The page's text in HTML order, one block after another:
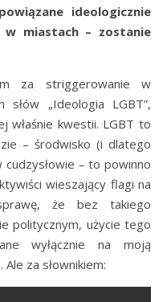
ideologicznie
w miastach – zostanie
za striggerowanie w
słów „Ideologia LGBT”,
właśnie kwestii. LGBT to
– środwisko (i dlatego
cudzysłowie – to powinno
wieszający flagi na
że bez takiego
politycznym, użycie tego
wyłącznie na moją
za słownikiem: